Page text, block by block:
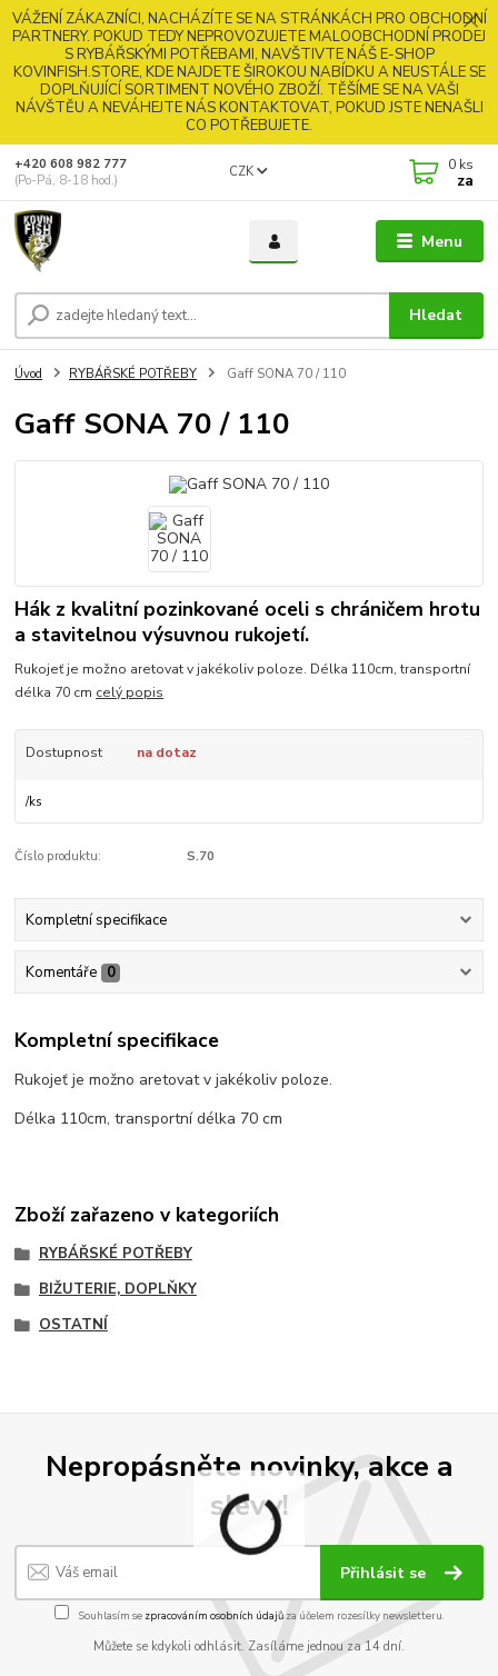
VÁŽENÍ ZÁKAZNÍCI, NACHÁZÍTE SE NA STRÁNKÁCH PRO OBCHODNÍ
PARTNERY. POKUD TEDY NEPROVOZUJETE MALOOBCHODNÍ PRODEJ
S RYBÁŘSKÝMI POTŘEBAMI, NAVŠTIVTE NÁŠ E-SHOP
KOVINFISH.STORE, KDE NAJDETE ŠIROKOU NABÍDKU A NEUSTÁLE SE
DOPLŇUJÍCÍ SORTIMENT NOVÉHO ZBOŽÍ. TĚŠÍME SE NA VAŠI
NÁVŠTĚU A NEVÁHEJTE NÁS KONTAKTOVAT, POKUD JSTE NENAŠLI
CO POTŘEBUJETE.
Menu
CZK
Hledat
+420 608 982 777
(Po-Pá, 8-18 hod.)
0 ks
za
Úvod RYBÁŘSKÉ POTŘEBY Gaff SONA 70 / 110
Gaff SONA 70 / 110
Hák z kvalitní pozinkované oceli s chráničem hrotu
a stavitelnou výsuvnou rukojetí.
Rukojeť je možno aretovat v jakékoliv poloze. Délka 110cm, transportní
délka 70 cm celý popis
Dostupnost na dotaz
/ks
Číslo produktu: S.70
Kompletní specifikace
Komentáře 0
Kompletní specifikace
Rukojeť je možno aretovat v jakékoliv poloze.
Délka 110cm, transportní délka 70 cm
Zboží zařazeno v kategoriích
RYBÁŘSKÉ POTŘEBY
BIŽUTERIE, DOPLŇKY
OSTATNÍ
Nepropásněte novinky, akce a
slevy!
Přihlásit se
Souhlasím se zpracováním osobních údajůza účelem rozesílky newsletteru.
Můžete se kdykoli odhlásit. Zasíláme jednou za 14 dní.